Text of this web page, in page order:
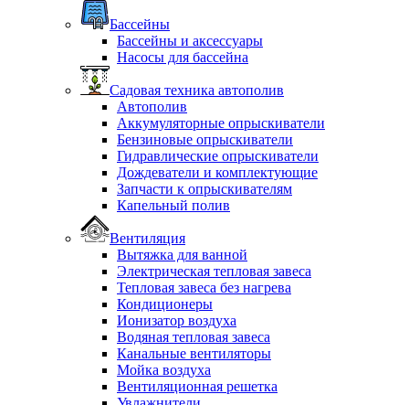
Бассейны
Бассейны и аксессуары
Насосы для бассейна
Садовая техника автополив
Автополив
Аккумуляторные опрыскиватели
Бензиновые опрыскиватели
Гидравлические опрыскиватели
Дождеватели и комплектующие
Запчасти к опрыскивателям
Капельный полив
Вентиляция
Вытяжка для ванной
Электрическая тепловая завеса
Тепловая завеса без нагрева
Кондиционеры
Ионизатор воздуха
Водяная тепловая завеса
Канальные вентиляторы
Мойка воздуха
Вентиляционная решетка